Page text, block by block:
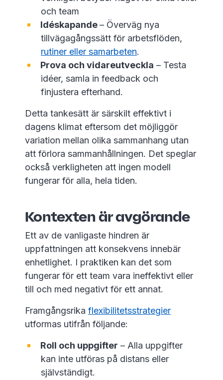
och team
Idéskapande– Överväg nya
tillvägagångssätt för arbetsflöden,
rutiner eller samarbeten.
Prova och vidareutveckla – Testa
idéer, samla in feedback och
finjustera efterhand.
Detta tankesätt är särskilt effektivt i
dagens klimat eftersom det möjliggör
variation mellan olika sammanhang utan
att förlora sammanhållningen. Det speglar
också verkligheten att ingen modell
fungerar för alla, hela tiden.
Kontexten är avgörande
Ett av de vanligaste hindren är
uppfattningen att konsekvens innebär
enhetlighet. I praktiken kan det som
fungerar för ett team vara ineffektivt eller
till och med negativt för ett annat.
Framgångsrika flexibilitetsstrategier
utformas utifrån följande:
Roll och uppgifter – Alla uppgifter
kan inte utföras på distans eller
självständigt.